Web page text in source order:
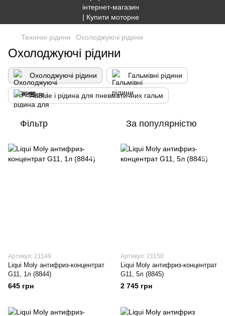
Технічні рідини Охолоджуючі рідини
Охолоджуючі рідини
Охолоджуючі рідини Гальмівні рідини
AdBlue і рідина для пневматичних гальм
Фільтр За популярністю
Артикул: 21149
Liqui Moly антифриз-концентрат
G11, 1л (8844)
645 грн
Артикул: 21150
Liqui Moly антифриз-концентрат
G11, 5л (8845)
2 745 грн